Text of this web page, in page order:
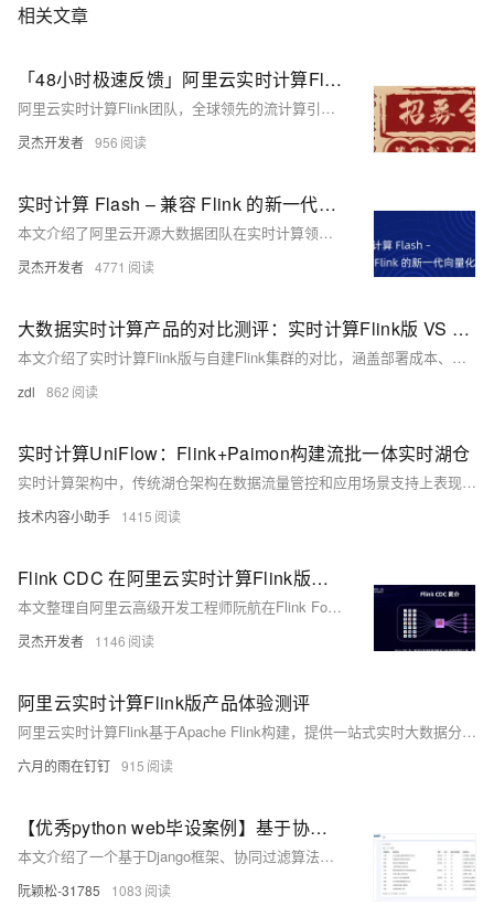
相关文章
「48小时极速反馈」阿里云实时计算Flink广招天下英雄
阿里云实时计算Flink团队，全球领先的流计算引擎缔造者，支撑双11万亿级数据处理，推动Apache Flink技术发展。现招募Flink执行引擎、存储引擎、数据通道、平台管控及产品经理人才，地点覆盖北京、杭州、上海。技术深度参与开源核心，打造企业级实时计算解决方案，助力全球企业实现毫秒洞察。
灵杰开发者 956
实时计算 Flash – 兼容 Flink 的新一代向量化流计算引擎
本文介绍了阿里云开源大数据团队在实时计算领域的最新成果——向量化流计算引擎Flash。文章主要内容包括：Apache Flink 成为业界流计算标准、Flash 核心技术解读、性能测试数据以及在阿里巴巴集团的落地效果。Flash 是一款完全兼容 Apache Flink 的新一代流计算引擎，通过向量化技术和 C++ 实现，大幅提升了性能和成本效益。
灵杰开发者 4771
大数据实时计算产品的对比测评：实时计算Flink版 VS 自建Flink集群
本文介绍了实时计算Flink版与自建Flink集群的对比，涵盖部署成本、性能表现、易用性和企业级能力等方面。实时计算Flink版作为全托管服务，显著降低了运维成本，提供了强大的集成能力和弹性扩展，特别适合中小型团队和业务波动大的场景。文中还提出了改进建议，并探讨了与其他产品的联动可能性。总结指出，实时计算Flink版在简化运维、降低成本和提升易用性方面表现出色，是大数据实时计算的优选方案。
zdl 862
实时计算UniFlow：Flink+Paimon构建流批一体实时湖仓
实时计算架构中，传统湖仓架构在数据流量管控和应用场景支持上表现良好，但在实际运营中常忽略细节，导致新问题。为解决这些问题，提出了流批一体的实时计算湖仓架构——UniFlow。该架构通过统一的流批计算引擎、存储格式（如Paimon）和Flink CDC工具，简化开发流程，降低成本，并确保数据一致性和实时性。UniFlow还引入了Flink Materialized Table，实现了声明式ETL，优化了调度和执行模式，使用户能灵活调整新鲜度与成本。最终，UniFlow不仅提高了开发和运维效率，还提供了更实时的数据支持，满足业务决策需求。
技术内容小助手 1415
Flink CDC 在阿里云实时计算Flink版的云上实践
本文整理自阿里云高级开发工程师阮航在Flink Forward Asia 2024的分享，重点介绍了Flink CDC与实时计算Flink的集成、CDC YAML的核心功能及应用场景。主要内容包括：Flink CDC的发展及其在流批数据处理中的作用；CDC YAML支持的同步链路、Transform和Route功能、丰富的监控指标；典型应用场景如整库同步、Binlog原始数据同步、分库分表同步等；并通过两个Demo展示了MySQL整库同步到Paimon和Binlog同步到Kafka的过程。最后，介绍了未来规划，如脏数据处理、数据限流及扩展数据源支持。
灵杰开发者 1146
阿里云实时计算Flink版产品体验测评
阿里云实时计算Flink基于Apache Flink构建，提供一站式实时大数据分析平台，支持端到端亚秒级实时数据分析，适用于实时大屏、实时报表、实时ETL和风控监测等场景，具备高性价比、开发效率、运维管理和企业安全等优势。
六月的雨在钉钉 915
【优秀python web毕设案例】基于协同过滤算法的酒店推荐系统，django框架+bootstrap前端+echarts可视化，有后台有爬虫
本文介绍了一个基于Django框架、协同过滤算法、ECharts数据可视化以及Bootstrap前端技术的酒店推荐系统，该系统通过用户行为分析和推荐算法优化，提供个性化的酒店推荐和直观的数据展示，以提升用户体验。
阮颖松-31785 1083